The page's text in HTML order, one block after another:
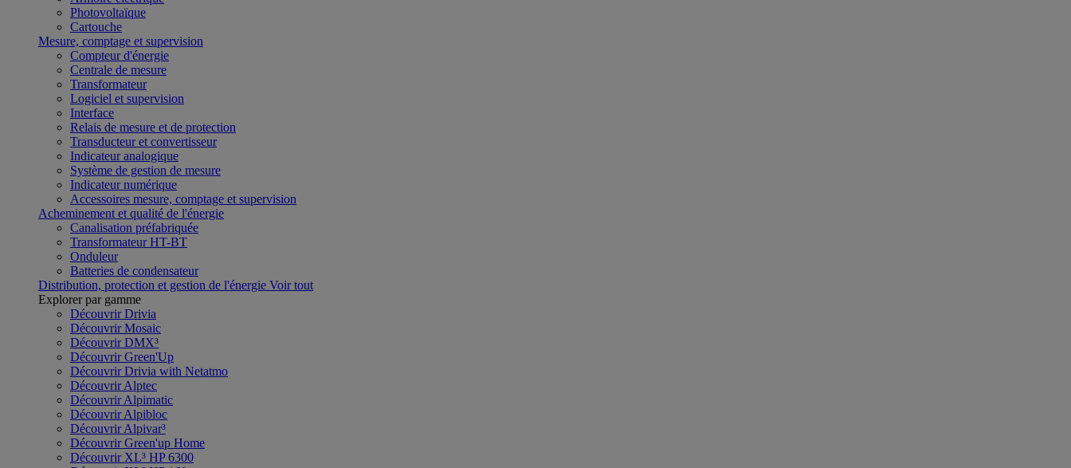
Photovoltaïque
Cartouche
Mesure, comptage et supervision
Compteur d'énergie
Centrale de mesure
Transformateur
Logiciel et supervision
Interface
Relais de mesure et de protection
Transducteur et convertisseur
Indicateur analogique
Système de gestion de mesure
Indicateur numérique
Accessoires mesure, comptage et supervision
Acheminement et qualité de l'énergie
Canalisation préfabriquée
Transformateur HT-BT
Onduleur
Batteries de condensateur
Distribution, protection et gestion de l'énergie Voir tout
Explorer par gamme
Découvrir Drivia
Découvrir Mosaic
Découvrir DMX³
Découvrir Green'Up
Découvrir Drivia with Netatmo
Découvrir Alptec
Découvrir Alpimatic
Découvrir Alpibloc
Découvrir Alpivar³
Découvrir Green'up Home
Découvrir XL³ HP 6300